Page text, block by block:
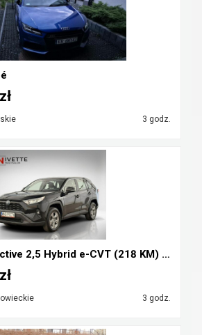
3 godz.
Toyota RAV-4 Active 2,5 Hybrid e-CVT (218 KM) Salo...
3 godz.